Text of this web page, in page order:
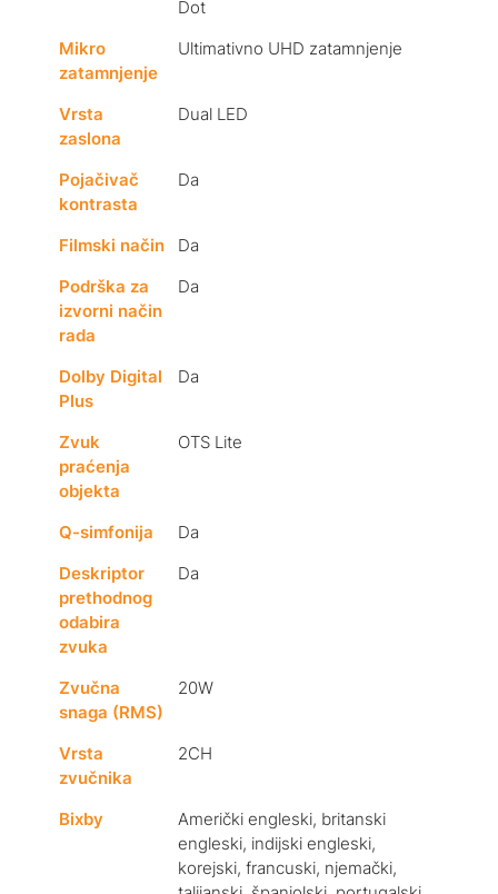
Dot
Mikro
zatamnjenje
Ultimativno UHD zatamnjenje
Vrsta
zaslona
Dual LED
Pojačivač
kontrasta
Da
Filmski način
Da
Podrška za
izvorni način
rada
Da
Dolby Digital
Plus
Da
Zvuk
praćenja
objekta
OTS Lite
Q-simfonija
Da
Deskriptor
prethodnog
odabira
zvuka
Da
Zvučna
snaga (RMS)
20W
Vrsta
zvučnika
2CH
Bixby
Američki engleski, britanski
engleski, indijski engleski,
korejski, francuski, njemački,